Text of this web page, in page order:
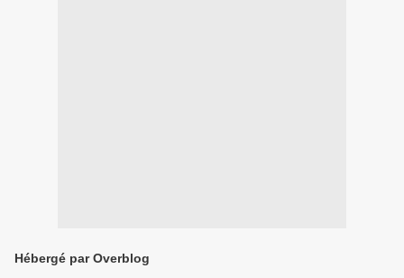
Hébergé par Overblog